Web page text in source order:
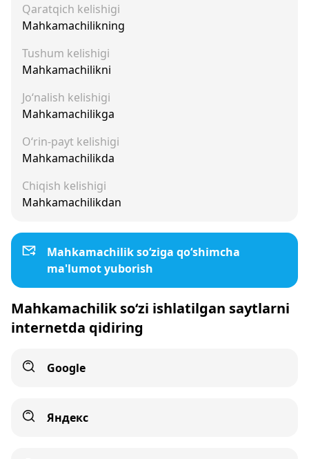
Qaratqich kelishigi
Mahkamachilikning
Tushum kelishigi
Mahkamachilikni
Jo‘nalish kelishigi
Mahkamachilikga
O‘rin-payt kelishigi
Mahkamachilikda
Chiqish kelishigi
Mahkamachilikdan
Mahkamachilik so‘ziga qo‘shimcha
ma'lumot yuborish
Mahkamachilik so‘zi ishlatilgan saytlarni
internetda qidiring
Google
Яндекс